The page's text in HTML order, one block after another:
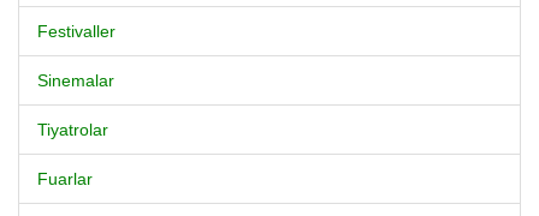
Festivaller
Sinemalar
Tiyatrolar
Fuarlar